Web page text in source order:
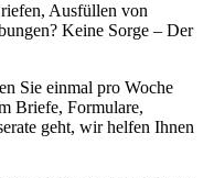
Ausfüllen von
Keine Sorge – Der
Sie einmal pro Woche
Briefe, Formulare,
geht, wir helfen Ihnen